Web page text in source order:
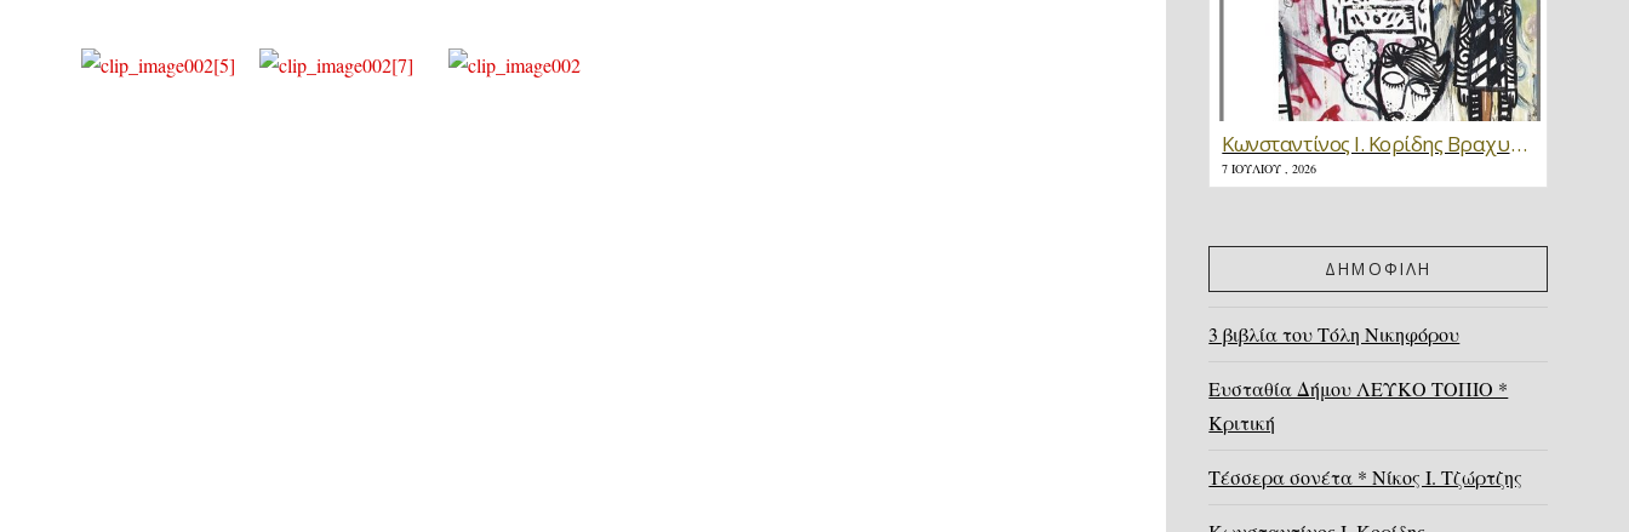
Κωνσταντίνος Ι. Κορίδης Βραχυγραφίες * Κριτική
7 ΙΟΥΛΊΟΥ , 2026
ΔΗΜΟΦΙΛΗ
3 βιβλία του Τόλη Νικηφόρου
Ευσταθία Δήμου ΛΕΥΚΟ ΤΟΠΙΟ *
Κριτική
Τέσσερα σονέτα * Νίκος Ι. Τζώρτζης